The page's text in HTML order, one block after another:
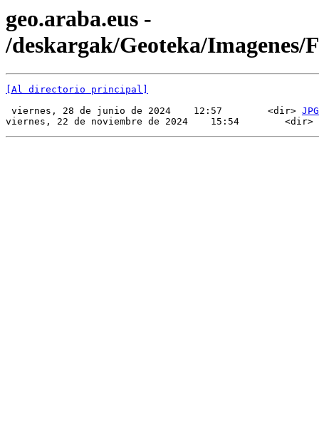
geo.araba.eus -
/deskargak/Geoteka/Imagenes/
[Al directorio principal]
viernes, 28 de junio de 2024    12:57        <dir> JPG
viernes, 22 de noviembre de 2024    15:54        <dir>